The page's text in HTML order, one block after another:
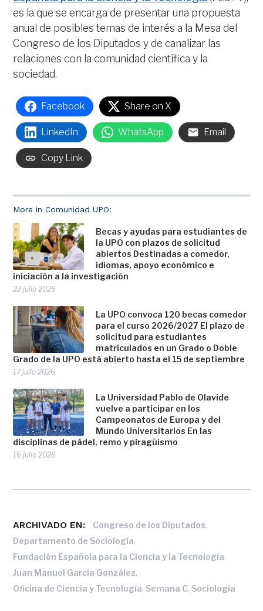
More in Comunidad UPO:
Becas y ayudas para estudiantes de
la UPO con plazos de solicitud
abiertos Destinadas a comedor,
idiomas, apoyo económico e
iniciación a la investigación
22 julio 2026
La UPO convoca 120 becas comedor
para el curso 2026/2027 El plazo de
solicitud para estudiantes
matriculados en un Grado o Doble
Grado de la UPO está abierto hasta el 15 de septiembre
17 julio 2026
La Universidad Pablo de Olavide
vuelve a participar en los
Campeonatos de Europa y del
Mundo Universitarios En las
disciplinas de pádel, remo y piragüismo
16 julio 2026
es la que se encarga de presentar una propuesta
anual de posibles temas de interés a la Mesa del
Congreso de los Diputados y de canalizar las
relaciones con la comunidad científica y la
sociedad.
Facebook Share on X
LinkedIn WhatsApp Email
Copy Link
ARCHIVADO EN: Congreso de los Diputados,
Departamento de Sociología,
Fundación Española para la Ciencia y la Tecnología,
Juan Manuel García González,
Oficina de Ciencia y Tecnología, Semana C, Sociología